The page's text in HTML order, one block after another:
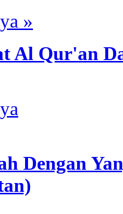
»
Al Qur'an
Dengan